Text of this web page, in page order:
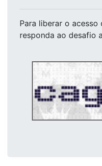
Para liberar o acesso
responda ao desafio